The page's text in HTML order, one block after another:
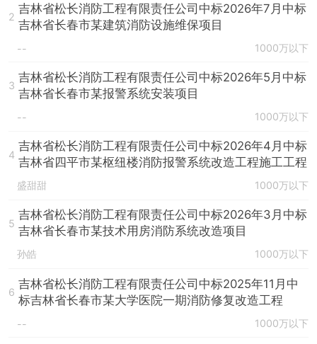
2
吉林省松长消防工程有限责任公司中标2026年7月中标
吉林省长春市某建筑消防设施维保项目
-- 1000万以下
3
吉林省松长消防工程有限责任公司中标2026年5月中标
吉林省长春市某报警系统安装项目
-- 1000万以下
4
吉林省松长消防工程有限责任公司中标2026年4月中标
吉林省四平市某枢纽楼消防报警系统改造工程施工工程
盛甜甜 1000万以下
5
吉林省松长消防工程有限责任公司中标2026年3月中标
吉林省长春市某技术用房消防系统改造项目
孙皓 1000万以下
6
吉林省松长消防工程有限责任公司中标2025年11月中
标吉林省长春市某大学医院一期消防修复改造工程
-- 1000万以下